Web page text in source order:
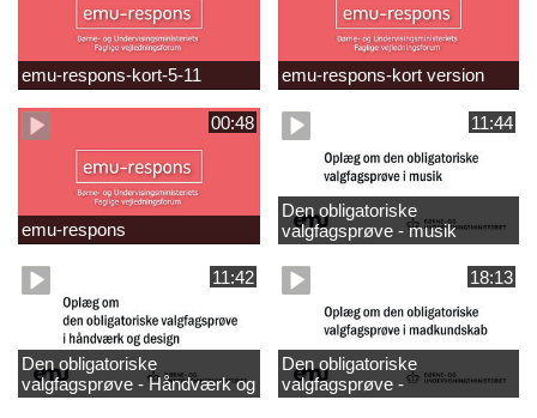
emu-respons-kort-5-11 emu-respons-kort version
00:48
emu-respons
11:44
Den obligatoriske
valgfagsprøve - musik
11:42
Den obligatoriske
valgfagsprøve - Håndværk og
design
18:13
Den obligatoriske
valgfagsprøve -
madkundskab